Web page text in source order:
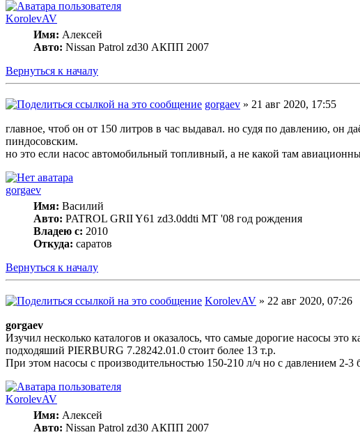
KorolevAV
Имя: Алексей
Авто: Nissan Patrol zd30 АКПП 2007
Вернуться к началу
gorgaev » 21 авг 2020, 17:55
главное, чтоб он от 150 литров в час выдавал. но судя по давлению, он
пиндосовским.
но это если насос автомобильный топливный, а не какой там
gorgaev
Имя: Василий
Авто: PATROL GRII Y61 zd3.0ddti MT '08 год рождения
Владею с: 2010
Откуда: саратов
Вернуться к началу
KorolevAV » 22 авг 2020, 07:26
gorgaev
Изучил несколько каталогов и оказалось, что самые дорогие насосы
подходяший PIERBURG 7.28242.01.0 стоит более 13 т.р.
При этом насосы с производительностью 150-210 л/ч но с давлением 2-3
KorolevAV
Имя: Алексей
Авто: Nissan Patrol zd30 АКПП 2007